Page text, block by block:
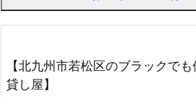
【北九州市若松区のブラックで
貸し屋】